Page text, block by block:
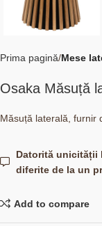
Prima pagină Mese
Osaka Măsuță
Măsuță laterală, furnir
Datorită unicității
diferite de la un
Add to compare